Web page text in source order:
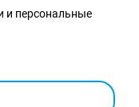
и персональные